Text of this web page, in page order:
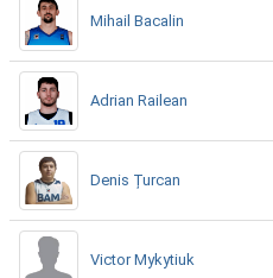
Mihail Bacalin
Adrian Railean
Denis Țurcan
Victor Mykytiuk